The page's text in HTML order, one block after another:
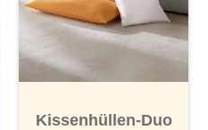
Kissenhüllen-Duo